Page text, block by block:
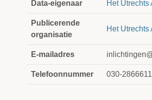
Data-eigenaar Het Utrechts
Publicerende
organisatie
Het Utrechts
E-mailadres
Telefoonnummer 030-2866611